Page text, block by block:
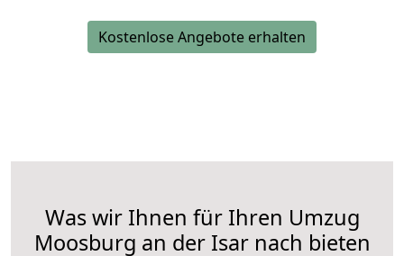
Kostenlose Angebote erhalten
Was wir Ihnen für Ihren Umzug
Moosburg an der Isar nach bieten